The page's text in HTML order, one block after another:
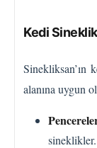
Kedi
Sinekliksan’ın
alanına uygun
sineklikler.